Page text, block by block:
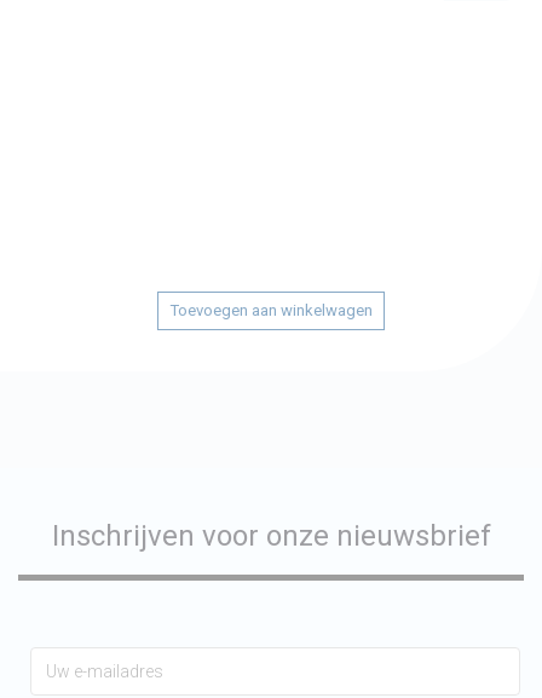
Toevoegen aan winkelwagen
Inschrijven voor onze nieuwsbrief